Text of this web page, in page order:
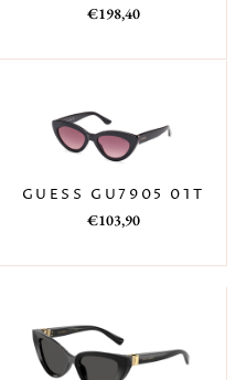
Prezzo
listino
Prezzo
€198,40
GUESS GU7905 01T
Prezzo
listino
Prezzo
€103,90